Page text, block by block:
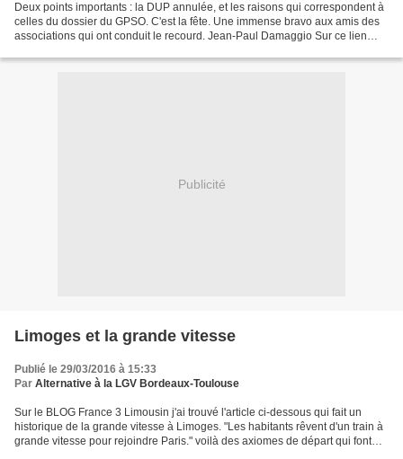
Deux points importants : la DUP annulée, et les raisons qui correspondent à
celles du dossier du GPSO. C'est la fête. Une immense bravo aux amis des
associations qui ont conduit le recourd. Jean-Paul Damaggio Sur ce lien
Publicité
Limoges et la grande vitesse
Publié le 29/03/2016 à 15:33
Par Alternative à la LGV Bordeaux-Toulouse
Sur le BLOG France 3 Limousin j'ai trouvé l'article ci-dessous qui fait un
historique de la grande vitesse à Limoges. "Les habitants rêvent d'un train à
grande vitesse pour rejoindre Paris." voilà des axiomes de départ qui font